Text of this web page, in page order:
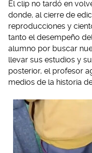
El clip no tardó en
donde, al cierre de
reproducciones y
tanto el desempeño
alumno por buscar
llevar sus estudios y
posterior, el profesor
medios de la historia